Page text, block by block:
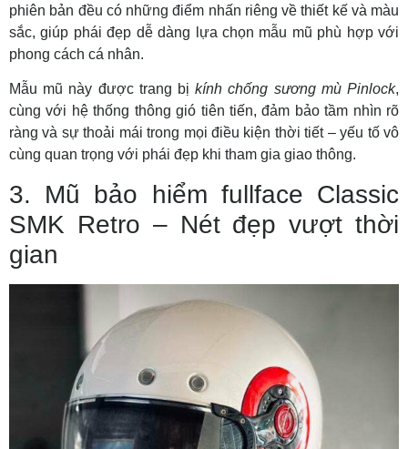
phiên bản đều có những điểm nhấn riêng về thiết kế và màu
sắc, giúp phái đẹp dễ dàng lựa chọn mẫu mũ phù hợp với
phong cách cá nhân.
Mẫu mũ này được trang bịkính chống sương mù Pinlock,
cùng với hệ thống thông gió tiên tiến, đảm bảo tầm nhìn rõ
ràng và sự thoải mái trong mọi điều kiện thời tiết – yếu tố vô
cùng quan trọng với phái đẹp khi tham gia giao thông.
3. Mũ bảo hiểm fullface Classic
SMK Retro – Nét đẹp vượt thời
gian